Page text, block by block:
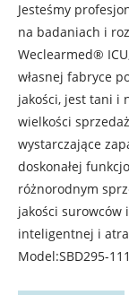
Jesteśmy
na badaniach i
Weclearmed®
własnej fabryce
jakości, jest tani i
wielkości
wystarczające
doskonałej
różnorodnym
jakości surowców
inteligentnej i
Model:SBD295-